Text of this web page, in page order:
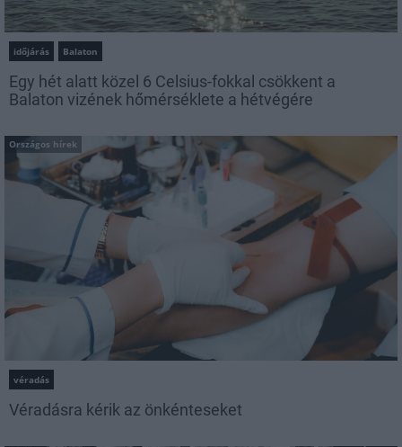
időjárás Balaton
Egy hét alatt közel 6 Celsius-fokkal csökkent a
Balaton vizének hőmérséklete a hétvégére
Országos hírek
véradás
Véradásra kérik az önkénteseket